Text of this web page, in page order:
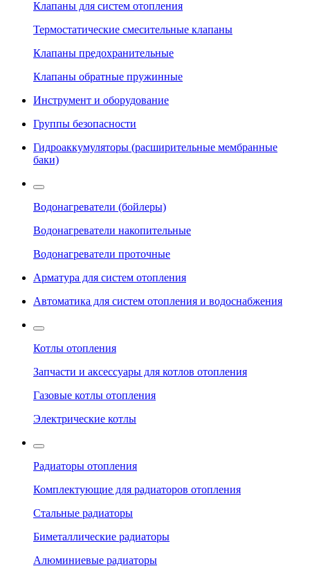
Клапаны для систем отопления
Термостатические смесительные клапаны
Клапаны предохранительные
Клапаны обратные пружинные
Инструмент и оборудование
Группы безопасности
Гидроаккумуляторы (расширительные мембранные
баки)
Водонагреватели (бойлеры)
Водонагреватели накопительные
Водонагреватели проточные
Арматура для систем отопления
Автоматика для систем отопления и водоснабжения
Котлы отопления
Запчасти и аксессуары для котлов отопления
Газовые котлы отопления
Электрические котлы
Радиаторы отопления
Комплектующие для радиаторов отопления
Стальные радиаторы
Биметаллические радиаторы
Алюминиевые радиаторы